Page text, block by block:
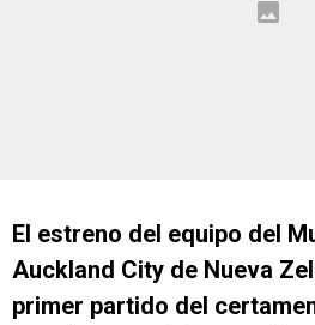
El estreno del equipo del
Auckland City de Nueva
primer partido del